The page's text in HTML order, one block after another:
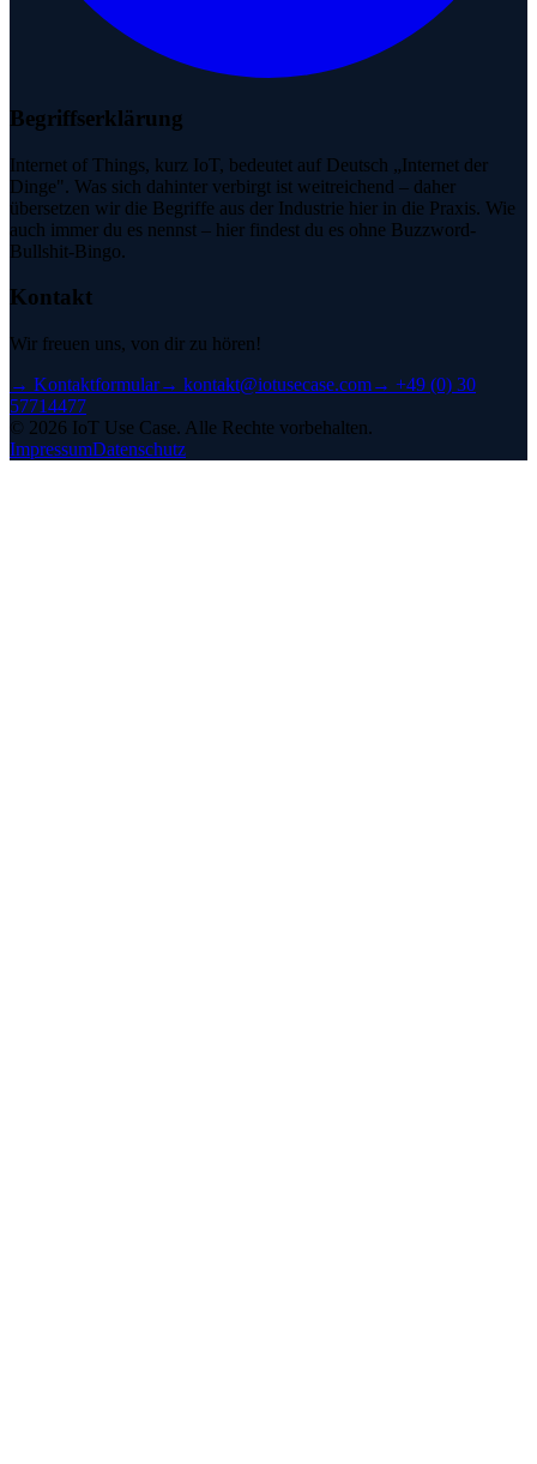
Begriffserklärung
Internet of Things, kurz IoT, bedeutet auf Deutsch „Internet der
Dinge". Was sich dahinter verbirgt ist weitreichend – daher
übersetzen wir die Begriffe aus der Industrie hier in die Praxis. Wie
auch immer du es nennst – hier findest du es ohne Buzzword-
Bullshit-Bingo.
Kontakt
Wir freuen uns, von dir zu hören!
→ Kontaktformular→ kontakt@iotusecase.com→ +49 (0) 30
57714477
© 2026 IoT Use Case. Alle Rechte vorbehalten.
ImpressumDatenschutz